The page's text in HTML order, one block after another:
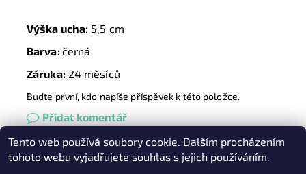
Výška ucha: 5,5 cm
Barva:černá
Záruka:24 měsíců
Buďte první, kdo napíše příspěvek k této položce.
Přidat komentář
Heureka.cz | Zboží.cz Oázakabelek
Tento web používá soubory cookie. Dalším procházením
tohoto webu vyjadřujete souhlas s jejich používáním.